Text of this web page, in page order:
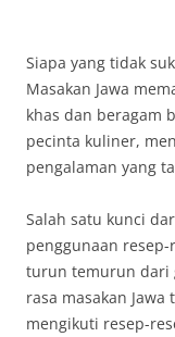
Siapa yang tidak
Masakan Jawa
khas dan beragam
pecinta kuliner,
pengalaman yang
Salah satu kunci
penggunaan
turun temurun dari
rasa masakan
mengikuti resep-